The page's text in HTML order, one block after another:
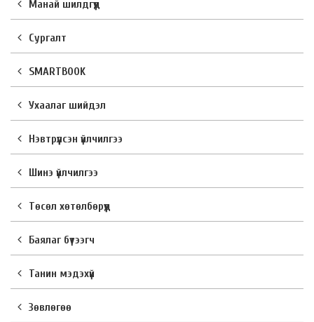
Манай шилдгүүд
Сургалт
SMARTBOOK
Ухаалаг шийдэл
Нэвтрүүлсэн үйлчилгээ
Шинэ үйлчилгээ
Төсөл хөтөлбөрүүд
Баялаг бүтээгч
Танин мэдэхүй
Зөвлөгөө